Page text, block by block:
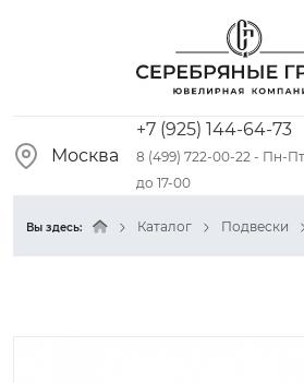
Москва
+7 (925) 144-64-73
8 (499) 722-00-22 - Пн-
до 17-00
Вы здесь: Каталог Подвески